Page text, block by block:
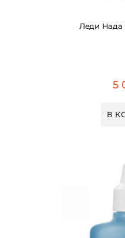
Леди Нада
5
В